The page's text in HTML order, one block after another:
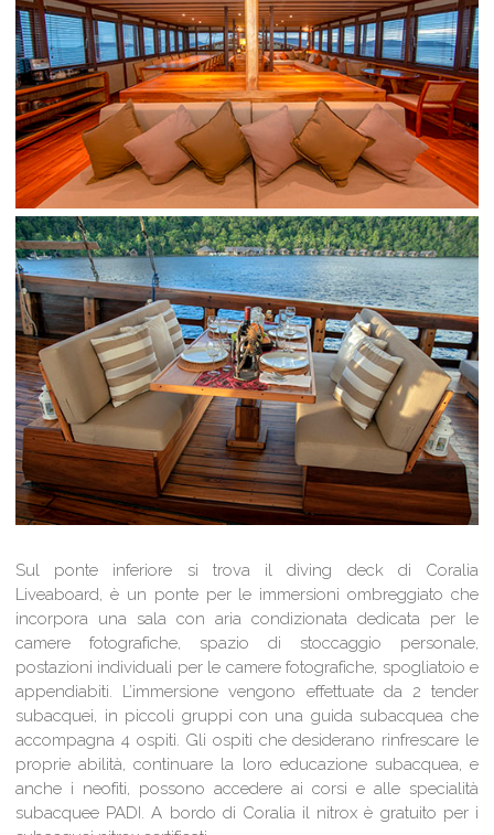
Sul ponte inferiore si trova il diving deck di Coralia
Liveaboard, è un ponte per le immersioni ombreggiato che
incorpora una sala con aria condizionata dedicata per le
camere fotografiche, spazio di stoccaggio personale,
postazioni individuali per le camere fotografiche, spogliatoio e
appendiabiti. L’immersione vengono effettuate da 2 tender
subacquei, in piccoli gruppi con una guida subacquea che
accompagna 4 ospiti. Gli ospiti che desiderano rinfrescare le
proprie abilità, continuare la loro educazione subacquea, e
anche i neofiti, possono accedere ai corsi e alle specialità
subacquee PADI. A bordo di Coralia il nitrox è gratuito per i